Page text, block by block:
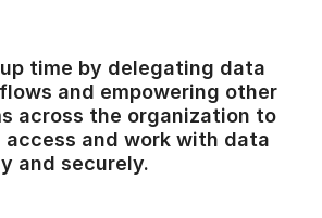
up time by delegating data
and empowering other
across the organization to
access and work with data
and securely.